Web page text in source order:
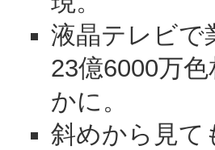
液晶テレビで
23億6000万
かに。
斜めから見て